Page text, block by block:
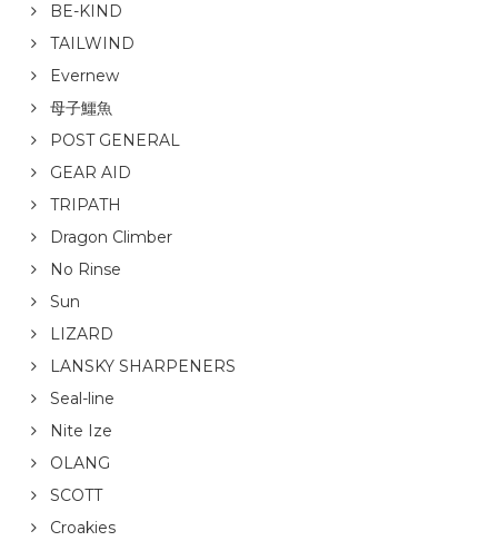
BE-KIND
TAILWIND
Evernew
母子鱷魚
POST GENERAL
GEAR AID
TRIPATH
Dragon Climber
No Rinse
Sun
LIZARD
LANSKY SHARPENERS
Seal-line
Nite Ize
OLANG
SCOTT
Croakies